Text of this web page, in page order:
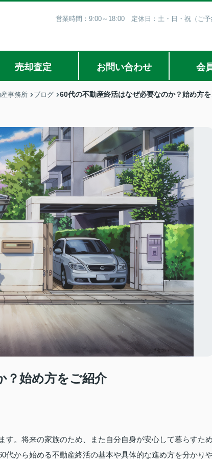
営業時間：9:00～18:00 定休日：土・日・祝（ご
売却査定 お問い合わせ 会
事務所 ブログ 60代の不動産終活はなぜ必要なのか？始め方
？始め方をご紹介
す。将来の家族のため、また自分自身が安心して暮らすた
代から始める不動産終活の基本や具体的な進め方を分かり